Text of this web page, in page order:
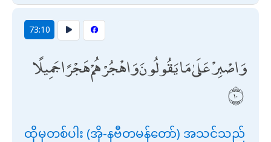
73:10
وَاصْبِرْ عَلَىٰ مَا يَقُولُونَ وَاهْجُرْهُمْ هَجْرًا جَمِيلًا
ထိုမှတစ်ပါး (အို-နဗီတမန်တော်) အသင်သည်